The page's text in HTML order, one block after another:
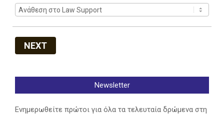
NEXT
Newsletter
Ενημερωθείτε πρώτοι για όλα τα τελευταία δρώμενα στη